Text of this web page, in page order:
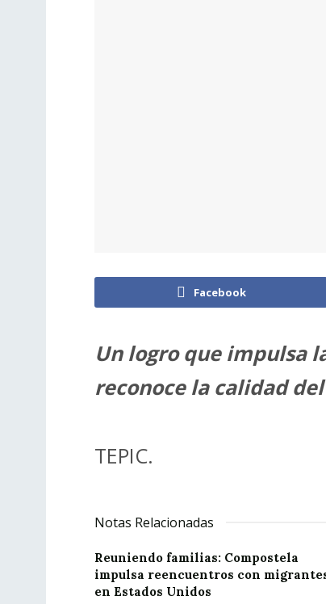
Facebook
Un logro que impulsa
reconoce la calidad
TEPIC.
Notas Relacionadas
Reuniendo familias: Compostela
impulsa reencuentros con
en Estados Unidos